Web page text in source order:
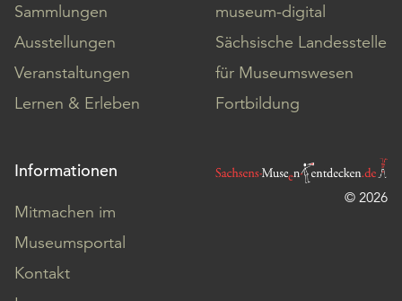
Sammlungen
Ausstellungen
Veranstaltungen
Lernen & Erleben
museum-digital
Sächsische Landesstelle
für Museumswesen
Fortbildung
Informationen
Mitmachen im
Museumsportal
Kontakt
© 2026